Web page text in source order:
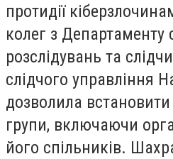
протидії
колег з Департаменту
розслідувань та
слідчого управління
дозволила встановити
групи, включаючи
його спільників.